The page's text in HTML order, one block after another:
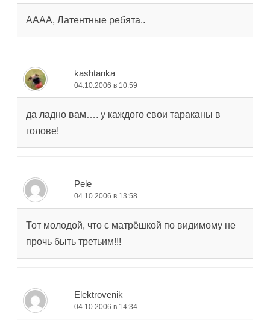
АААА, Латентные ребята..
kashtanka
04.10.2006 в 10:59
да ладно вам…. у каждого свои тараканы в
голове!
Pele
04.10.2006 в 13:58
Тот молодой, что с матрёшкой по видимому не
прочь быть третьим!!!
Elektrovenik
04.10.2006 в 14:34